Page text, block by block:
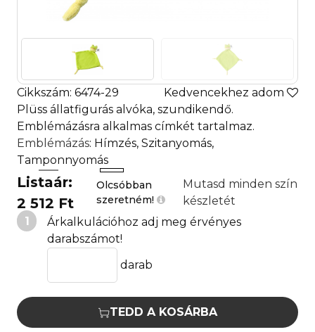
Cikkszám: 6474-29
Kedvencekhez adom
Plüss állatfigurás alvóka, szundikendő.
Emblémázásra alkalmas címkét tartalmaz.
Emblémázás: Hímzés, Szitanyomás,
Tamponnyomás
Listaár:
2 512 Ft
Olcsóbban
szeretném!
Mutasd minden szín
készletét
1
Árkalkulációhoz adj meg érvényes
darabszámot!
darab
TEDD A KOSÁRBA